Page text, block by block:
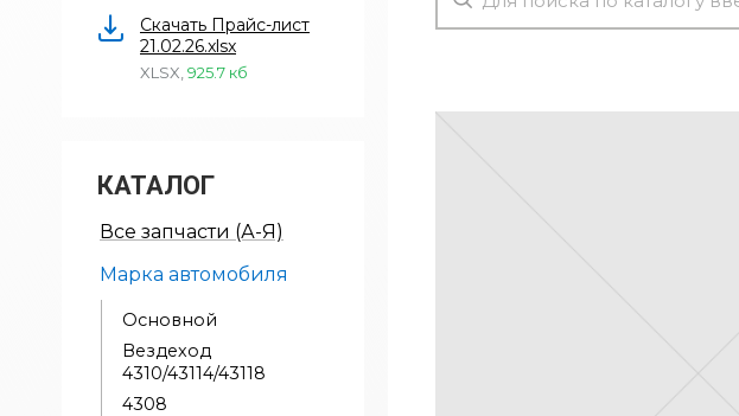
Скачать Прайс-лист
21.02.26.xlsx
XLSX 925.7 кб
КАТАЛОГ
Все запчасти (А-Я)
Марка автомобиля
Основной
Вездеход
4310/43114/43118
4308